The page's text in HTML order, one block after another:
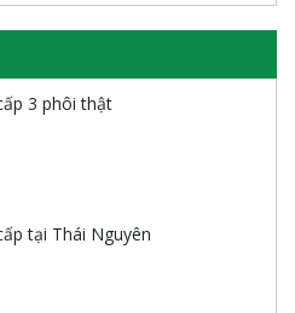
3 phôi thật
tại Thái Nguyên